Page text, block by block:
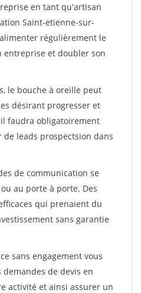
en tant qu'artisan
Saint-etienne-sur-
régulièrement le
entreprise et doubler son
le bouche à oreille peut
désirant progresser et
faudra obligatoirement
leads prospectsion dans
de communication se
au porte à porte. Des
qui prenaient du
sans garantie
sans engagement vous
de devis en
activité et ainsi assurer un